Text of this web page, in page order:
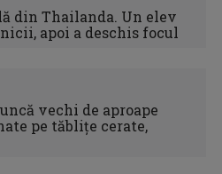
din Thailanda. Un elev
apoi a deschis focul
vechi de aproape
pe tăblițe cerate,